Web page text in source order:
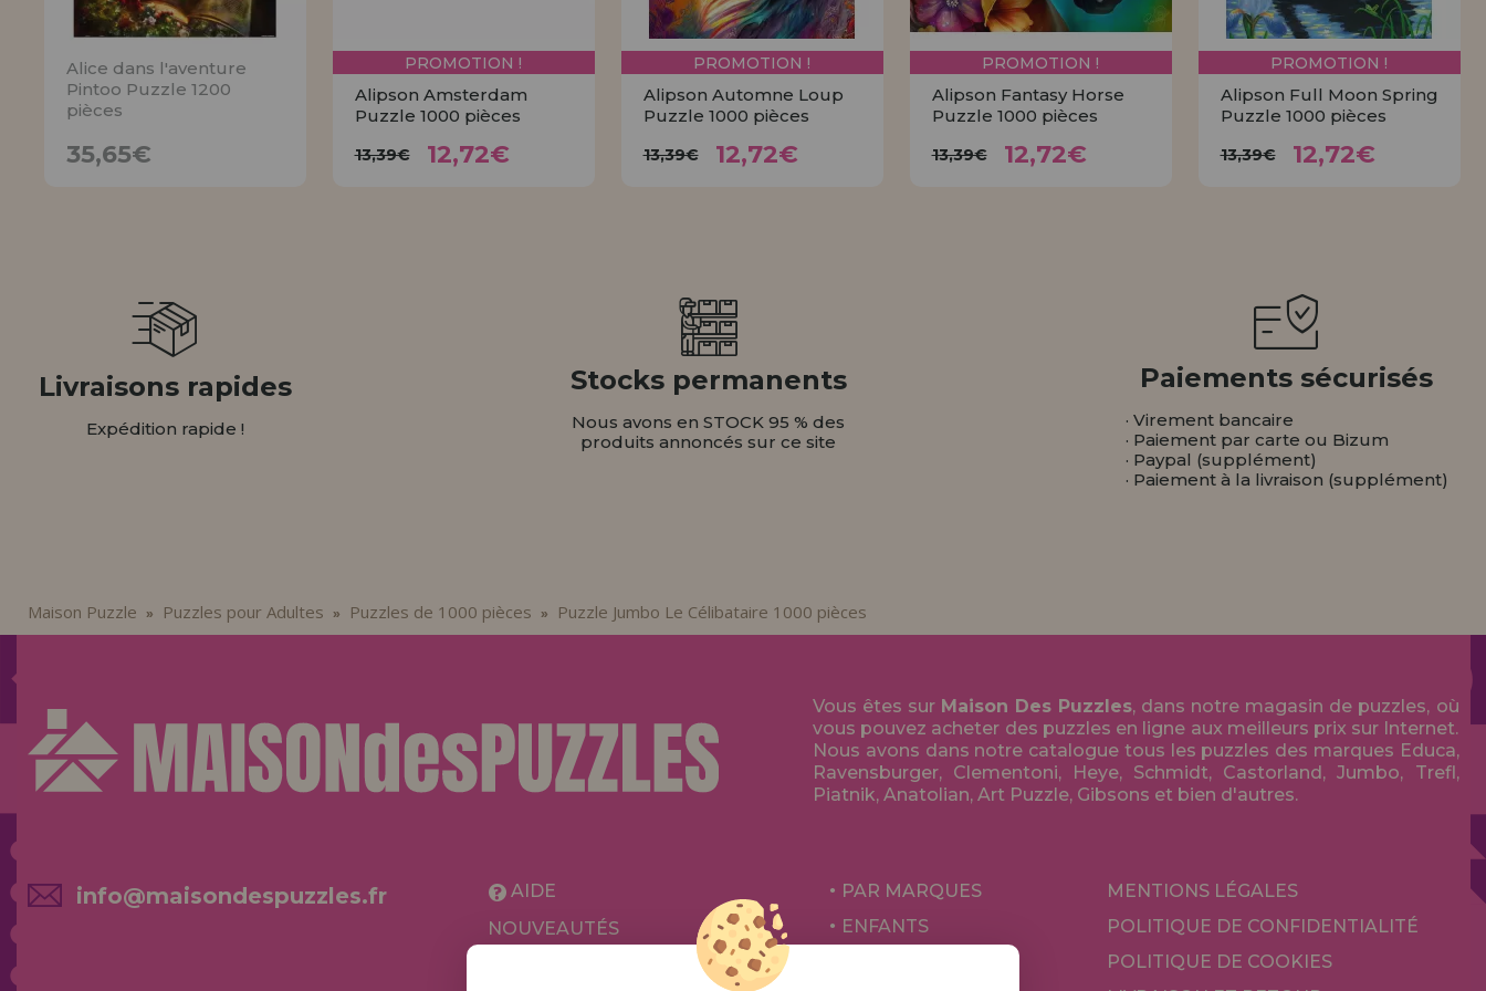
Alice dans l'aventure
Pintoo Puzzle 1200
pièces
35,65€
PROMOTION !
Alipson Amsterdam
Puzzle 1000 pièces
13,39€ 12,72€
PROMOTION !
Alipson Automne Loup
Puzzle 1000 pièces
13,39€ 12,72€
PROMOTION !
Alipson Fantasy Horse
Puzzle 1000 pièces
13,39€ 12,72€
PROMOTION !
Alipson Full Moon Spring
Puzzle 1000 pièces
13,39€ 12,72€
Livraisons rapides
Expédition rapide !
Stocks permanents
Nous avons en STOCK 95 % des
produits annoncés sur ce site
Paiements sécurisés
· Virement bancaire
· Paiement par carte ou Bizum
· Paypal (supplément)
· Paiement à la livraison (supplément)
Maison Puzzle » Puzzles pour Adultes » Puzzles de 1000 pièces » Puzzle Jumbo Le Célibataire 1000 pièces
Vous êtes sur Maison Des Puzzles, dans notre magasin de puzzles, où
vous pouvez acheter des puzzles en ligne aux meilleurs prix sur Internet.
Nous avons dans notre catalogue tous les puzzles des marques Educa,
Ravensburger, Clementoni, Heye, Schmidt, Castorland, Jumbo, Trefl,
Piatnik, Anatolian, Art Puzzle, Gibsons et bien d'autres.
info@maisondespuzzles.fr
AIDE
NOUVEAUTÉS
PROMOTIONS ET OFFRES
PAR MARQUES
ENFANTS
MENTIONS LÉGALES
POLITIQUE DE CONFIDENTIALITÉ
POLITIQUE DE COOKIES